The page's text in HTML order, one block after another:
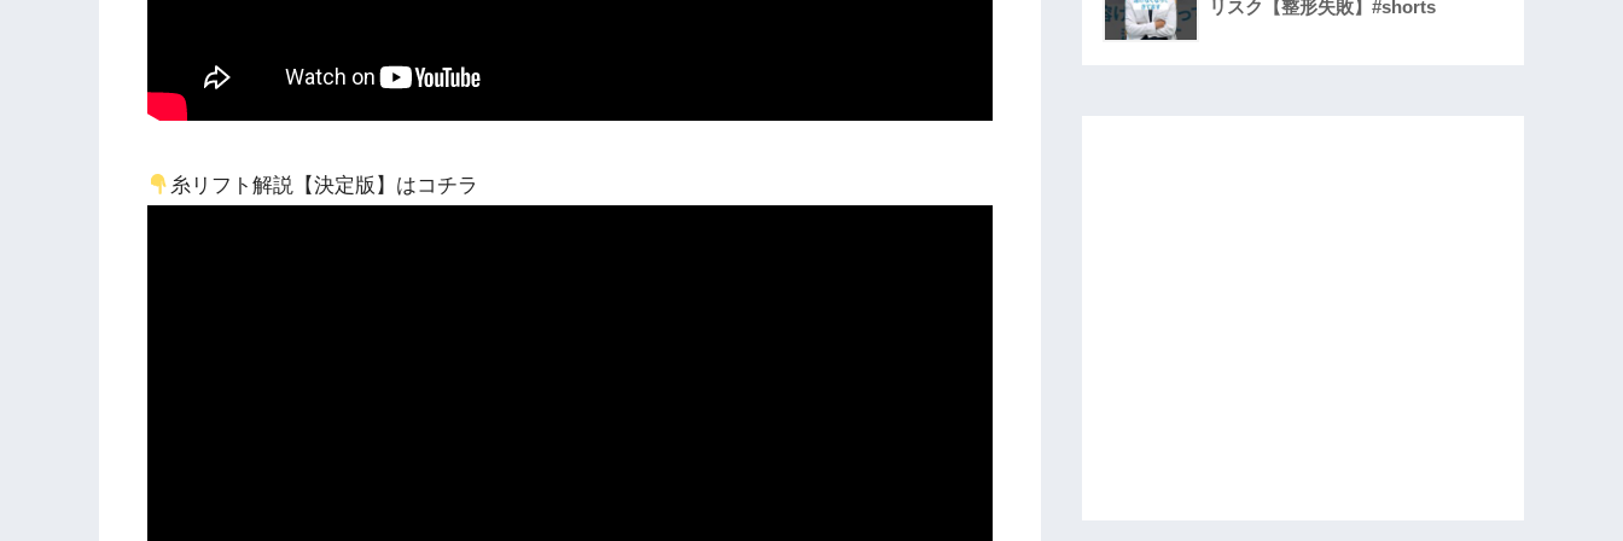
糸リフト解説【決定版】はコチラ
リスク【整形失敗】#shorts